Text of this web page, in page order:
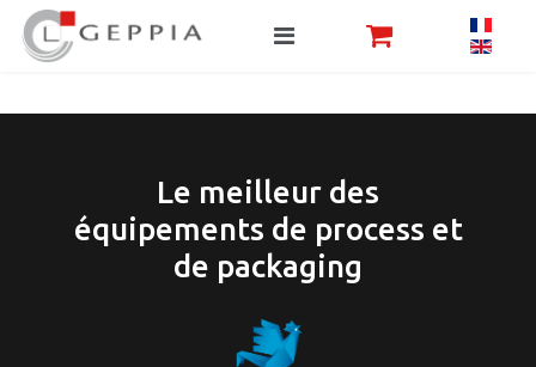
Le meilleur des
équipements de process et
de packaging